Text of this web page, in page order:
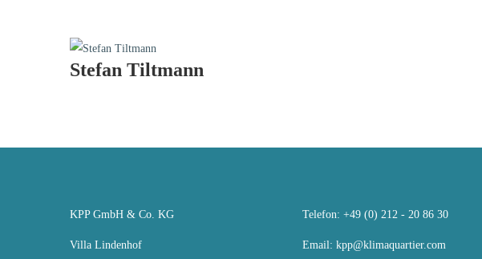
Stefan Tiltmann
KPP GmbH & Co. KG
Villa Lindenhof
Telefon: +49 (0) 212 - 20 86 30
Email: kpp@klimaquartier.com